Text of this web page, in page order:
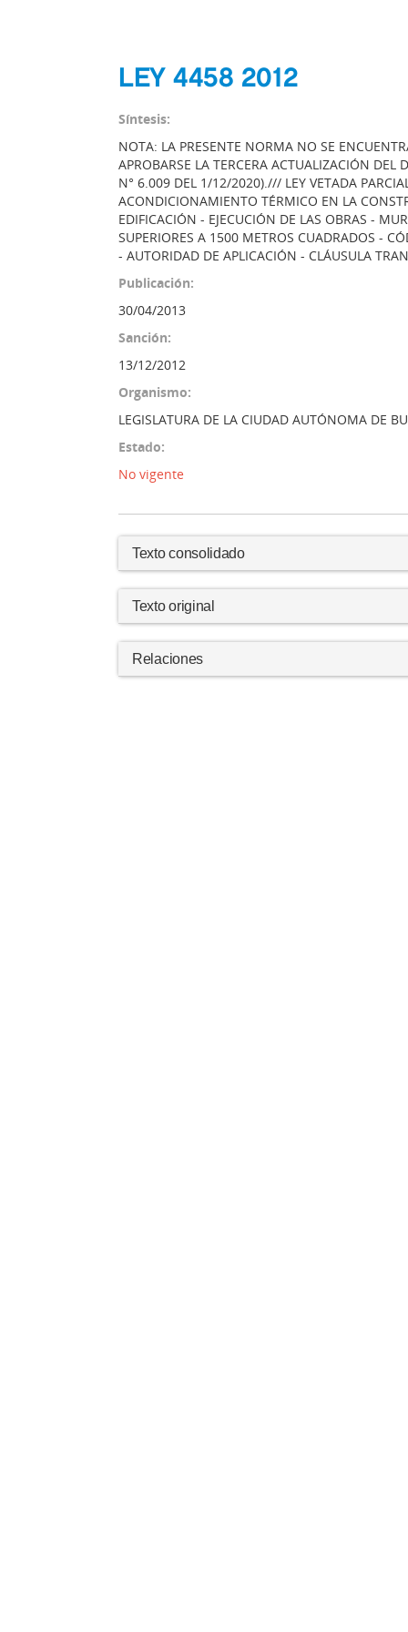
LEY 4458 2012
Síntesis:
NOTA: LA PRESENTE NORMA NO SE
APROBARSE LA TERCERA ACTUALIZACIÓN DEL
N° 6.009 DEL 1/12/2020)./// LEY VETADA
ACONDICIONAMIENTO TÉRMICO EN LA
EDIFICACIÓN - EJECUCIÓN DE LAS OBRAS -
SUPERIORES A 1500 METROS CUADRADOS -
- AUTORIDAD DE APLICACIÓN - CLÁUSULA
Publicación:
30/04/2013
Sanción:
13/12/2012
Organismo:
LEGISLATURA DE LA CIUDAD AUTÓNOMA DE
Estado:
No vigente
Texto consolidado
Texto original
Relaciones